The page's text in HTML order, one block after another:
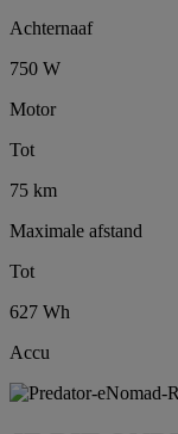
Achternaaf
750 W
Motor
Tot
75 km
Maximale afstand
Tot
627 Wh
Accu